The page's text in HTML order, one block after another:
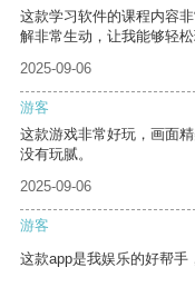
这款学习软件的课程内容
解非常生动，让我能够轻松
2025-09-06
游客
这款游戏非常好玩，画面
没有玩腻。
2025-09-06
游客
这款app是我娱乐的好帮手